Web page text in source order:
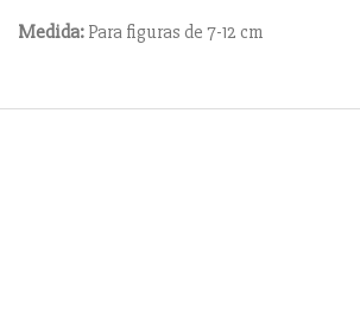
Medida:Para figuras de 7-12 cm